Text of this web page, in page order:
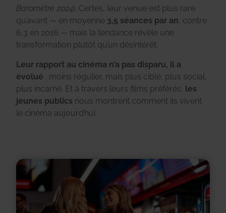
Baromètre 2024). Certes, leur venue est plus rare
qu’avant — en moyenne 3,5 séances par an, contre
6,3 en 2016 — mais la tendance révèle une
transformation plutôt qu’un désintérêt.
Leur rapport au cinéma n’a pas disparu, il a
évolué : moins régulier, mais plus ciblé, plus social,
plus incarné. Et à travers leurs films préférés, les
jeunes publics nous montrent comment ils vivent
le cinéma aujourd’hui.